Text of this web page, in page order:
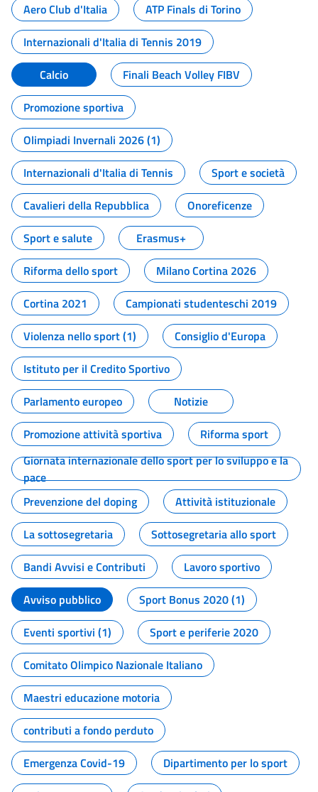
Aero Club d'Italia
ATP Finals di Torino
Internazionali d'Italia di Tennis 2019
Calcio
Finali Beach Volley FIBV
Promozione sportiva
Olimpiadi Invernali 2026 (1)
Internazionali d'Italia di Tennis
Sport e società
Cavalieri della Repubblica
Onoreficenze
Sport e salute
Erasmus+
Riforma dello sport
Milano Cortina 2026
Cortina 2021
Campionati studenteschi 2019
Violenza nello sport (1)
Consiglio d'Europa
Istituto per il Credito Sportivo
Parlamento europeo
Notizie
Promozione attività sportiva
Riforma sport
Giornata internazionale dello sport per lo sviluppo e la
pace
Prevenzione del doping
Attività istituzionale
La sottosegretaria
Sottosegretaria allo sport
Bandi Avvisi e Contributi
Lavoro sportivo
Avviso pubblico
Sport Bonus 2020 (1)
Eventi sportivi (1)
Sport e periferie 2020
Comitato Olimpico Nazionale Italiano
Maestri educazione motoria
contributi a fondo perduto
Emergenza Covid-19
Dipartimento per lo sport